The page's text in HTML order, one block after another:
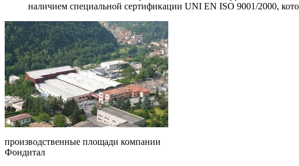
наличием специальной сертификации UNI EN ISO 9001/2000,
производственные площади компании
Фондитал